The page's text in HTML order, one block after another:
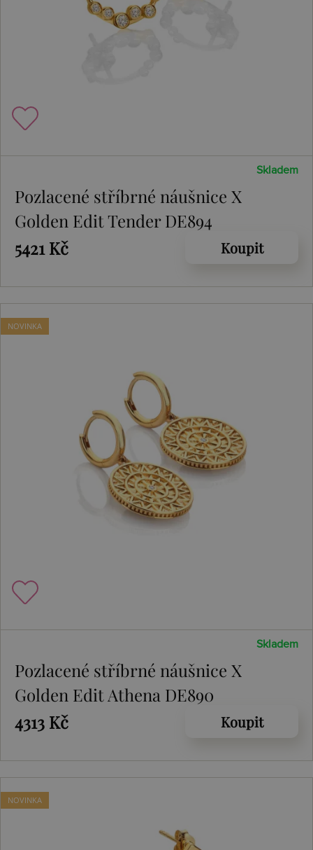
Skladem
Pozlacené stříbrné náušnice X
Golden Edit Tender DE894
5421 Kč
Koupit
NOVINKA
Skladem
Pozlacené stříbrné náušnice X
Golden Edit Athena DE890
4313 Kč
Koupit
NOVINKA